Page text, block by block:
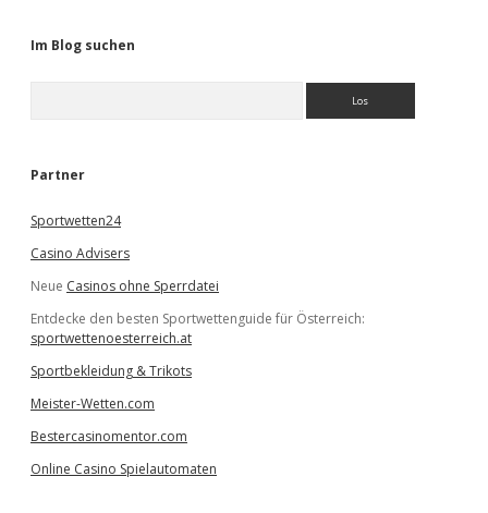
Im Blog suchen
e
Partner
Sportwetten24
Casino Advisers
Neue Casinos ohne Sperrdatei
Entdecke den besten Sportwettenguide für Österreich:
sportwettenoesterreich.at
Sportbekleidung & Trikots
Meister-Wetten.com
Bestercasinomentor.com
Online Casino Spielautomaten